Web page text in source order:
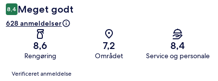
8,4 Meget godt
628 anmeldelser
8,6
Rengøring
7,2
Området
8,4
Service og personale
Anmeldelser
Verificeret anmeldelse